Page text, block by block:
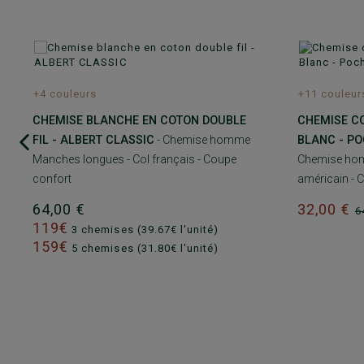
+4 couleurs
CHEMISE BLANCHE EN COTON DOUBLE
FIL - ALBERT CLASSIC - Chemise homme
Manches longues - Col français - Coupe
confort
64,00 €
119€ 3 chemises (39.67€ l'unité)
159€ 5 chemises (31.80€ l'unité)
+11
CHEMISE
BLANC -
Chemise
américain -
32,00 €